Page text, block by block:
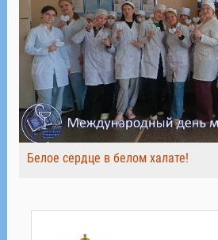
Белое сердце в белом халате!